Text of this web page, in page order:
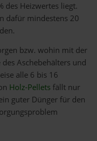
des Heizwertes liegt.
dafür mindestens 20
bzw. wohin mit der
Aschebehälters und
alle 6 bis 16
Holz-Pelletsfällt nur
guter Dünger für den